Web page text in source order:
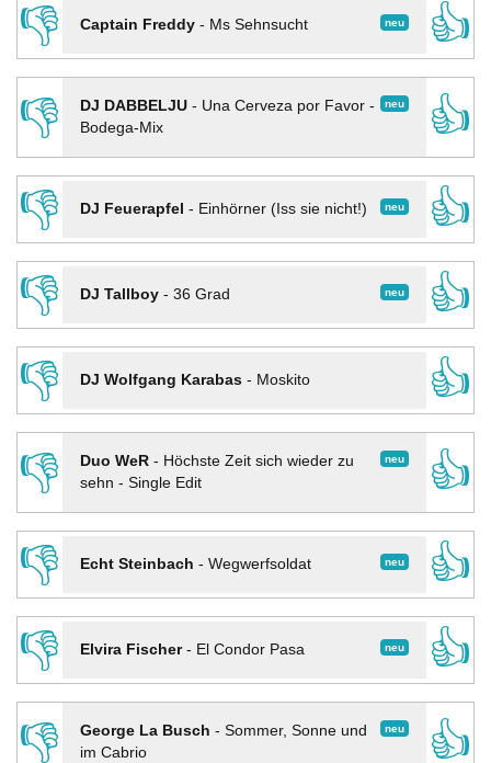
👎
neu
Captain Freddy- Ms Sehnsucht
👍
👎
neu
DJ DABBELJU- Una Cerveza por Favor -
Bodega-Mix
👍
👎
neu
DJ Feuerapfel - Einhörner (Iss sie nicht!)
👍
👎
neu
DJ Tallboy- 36 Grad
👍
👎
DJ Wolfgang Karabas- Moskito
👍
👎
neu
Duo WeR- Höchste Zeit sich wieder zu
sehn - Single Edit
👍
👎
neu
Echt Steinbach - Wegwerfsoldat
👍
👎
neu
Elvira Fischer- El Condor Pasa
👍
👎
neu
George La Busch - Sommer, Sonne und
im Cabrio
👍